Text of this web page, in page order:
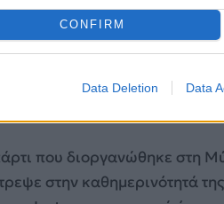
CONFIRM
Data Deletion Data
lilyjcollins/
που διοργανώθηκε στη
στην καθημερινότητά